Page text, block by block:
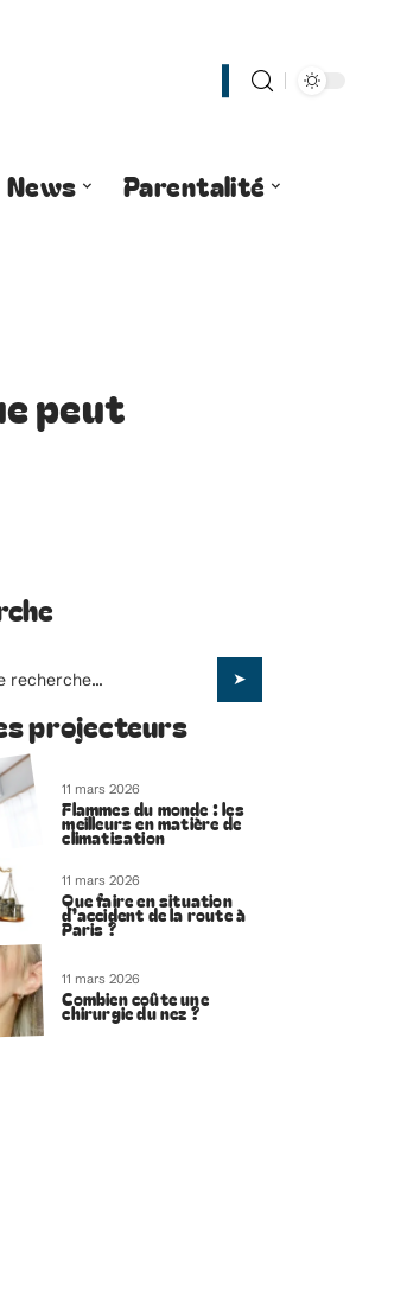
News
Parentalité
peut
projecteurs
11 mars 2026
Flammes du monde : les
meilleurs en matière de
climatisation
11 mars 2026
Que faire en situation
d’accident de la route à
Paris ?
11 mars 2026
Combien coûte une
chirurgie du nez ?